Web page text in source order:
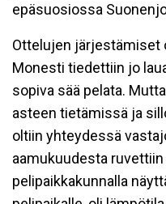
epäsuosiossa
Ottelujen järjestämiset
Monesti tiedettiin jo
sopiva sää pelata.
asteen tietämissä ja
oltiin yhteydessä
aamukuudesta
pelipaikkakunnalla